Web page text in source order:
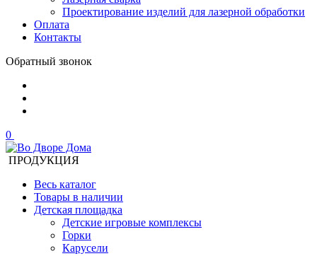
Проектирование изделий для лазерной обработки
Оплата
Контакты
Обратный звонок
0
ПРОДУКЦИЯ
Весь каталог
Товары в наличии
Детская площадка
Детские игровые комплексы
Горки
Карусели